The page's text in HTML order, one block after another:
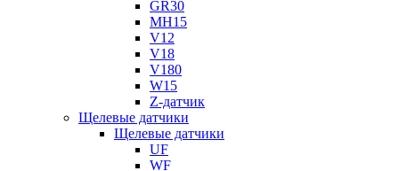
GR30
MH15
V12
V18
V180
W15
Z-датчик
Щелевые датчики
Щелевые датчики
UF
WF